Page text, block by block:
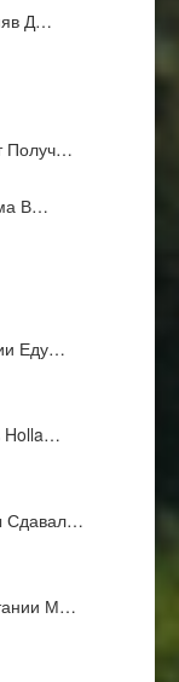
Д…
Получ…
В…
Еду…
Holla…
Сдавал…
М…